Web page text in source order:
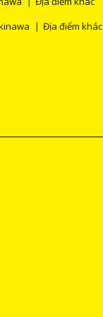
Địa điểm khác